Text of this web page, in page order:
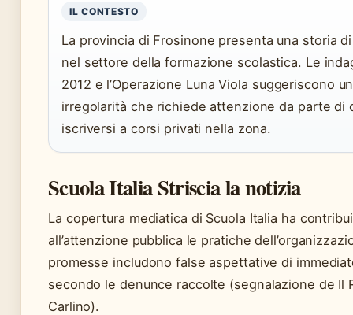
IL CONTESTO
La provincia di Frosinone presenta una storia
nel settore della formazione scolastica. Le
2012 e l’Operazione Luna Viola suggeriscono
irregolarità che richiede attenzione da parte di
iscriversi a corsi privati nella zona.
Scuola Italia Striscia la notizia
La copertura mediatica di Scuola Italia ha
all’attenzione pubblica le pratiche
promesse includono false aspettative di
secondo le denunce raccolte (segnalazione de Il
Carlino).